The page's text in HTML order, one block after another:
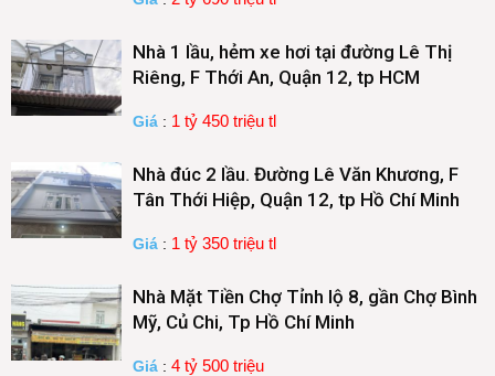
Nhà 1 lầu, hẻm xe hơi tại đường Lê Thị
Riêng, F Thới An, Quận 12, tp HCM
Giá : 1 tỷ 450 triệu tl
Nhà đúc 2 lầu. Đường Lê Văn Khương, F
Tân Thới Hiệp, Quận 12, tp Hồ Chí Minh
Giá : 1 tỷ 350 triệu tl
Nhà Mặt Tiền Chợ Tỉnh lộ 8, gần Chợ Bình
Mỹ, Củ Chi, Tp Hồ Chí Minh
Giá : 4 tỷ 500 triệu